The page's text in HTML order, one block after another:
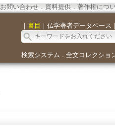
お問い合わせ． 資料提供．著作権につ
｜ 書目 ｜ 仏学著者データベース ｜
検索システム ． 全文コレクショ